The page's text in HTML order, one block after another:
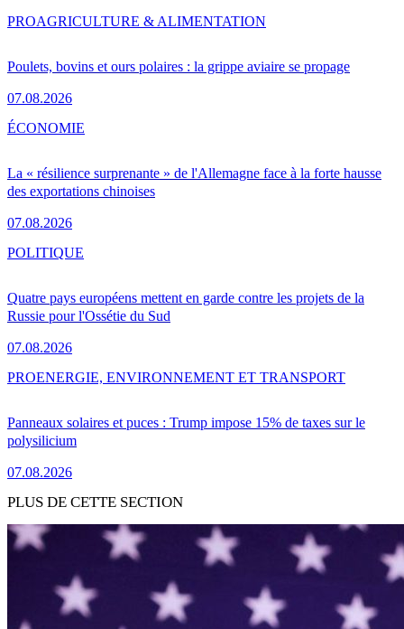
Poulets, bovins et ours polaires : la grippe aviaire se propage
07.08.2026
PROAGRICULTURE & ALIMENTATION
La « résilience surprenante » de l'Allemagne face à la forte hausse
des exportations chinoises
07.08.2026
ÉCONOMIE
Quatre pays européens mettent en garde contre les projets de la
Russie pour l'Ossétie du Sud
07.08.2026
POLITIQUE
Panneaux solaires et puces : Trump impose 15% de taxes sur le
polysilicium
07.08.2026
PROENERGIE, ENVIRONNEMENT ET TRANSPORT
PLUS DE CETTE SECTION